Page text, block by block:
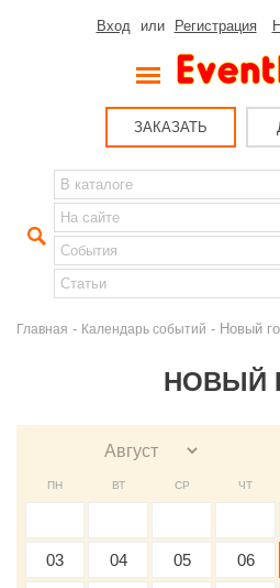
Вход или Регистрация
ЗАКАЗАТЬ
Главная - Календарь событий - Новый
НОВЫЙ
ПН ВТ СР ЧТ
03 04 05 06